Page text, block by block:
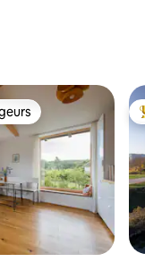
parmi les plus aimés